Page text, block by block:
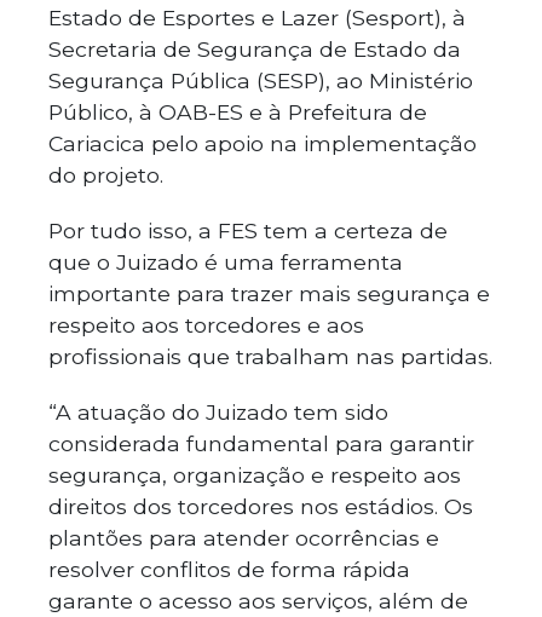
Estado de Esportes e Lazer (Sesport), à
Secretaria de Segurança de Estado da
Segurança Pública (SESP), ao Ministério
Público, à OAB-ES e à Prefeitura de
Cariacica pelo apoio na implementação
do projeto.
Por tudo isso, a FES tem a certeza de
que o Juizado é uma ferramenta
importante para trazer mais segurança e
respeito aos torcedores e aos
profissionais que trabalham nas partidas.
“A atuação do Juizado tem sido
considerada fundamental para garantir
segurança, organização e respeito aos
direitos dos torcedores nos estádios. Os
plantões para atender ocorrências e
resolver conflitos de forma rápida
garante o acesso aos serviços, além de